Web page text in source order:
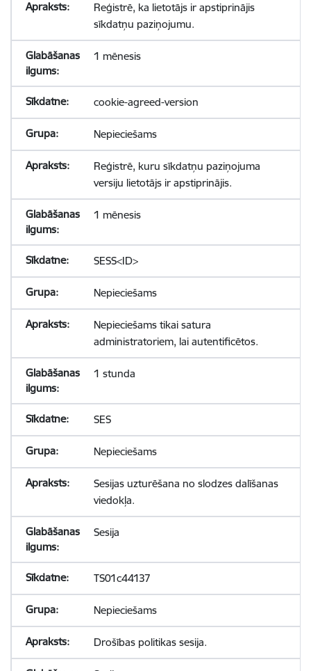
Reģistrē, ka lietotājs ir apstiprinājis
sīkdatņu paziņojumu.
1 mēnesis
cookie-agreed-version
Nepieciešams
Reģistrē, kuru sīkdatņu paziņojuma
versiju lietotājs ir apstiprinājis.
1 mēnesis
SESS<ID>
Nepieciešams
Nepieciešams tikai satura
administratoriem, lai autentificētos.
1 stunda
SES
Nepieciešams
Sesijas uzturēšana no slodzes dalīšanas
viedokļa.
Sesija
TS01c44137
Nepieciešams
Drošības politikas sesija.